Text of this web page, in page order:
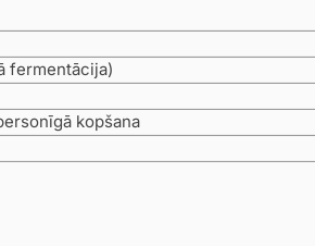
fermentācija)
kopšana